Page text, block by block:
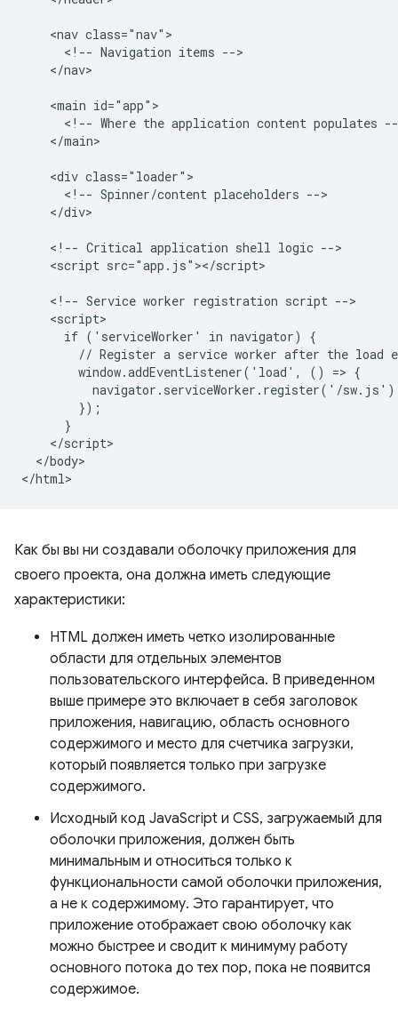
    <nav class="nav">
      <!-- Navigation items -->
    </nav>
    <main id="app">
<!-- Where the application content populates
    </main>
    <div class="loader">
      <!-- Spinner/content placeholders -->
    </div>
    <!-- Critical application shell logic -->
    <script src="app.js"></script>
    <!-- Service worker registration script -->
    <script>
      if ('serviceWorker' in navigator) {
// Register a service worker after the load
        window.addEventListener('load', () => {
navigator.serviceWorker.register('/
        });
      }
    </script>
  </body>
Как бы вы ни создавали оболочку приложения для
своего проекта, она должна иметь следующие
характеристики:
HTML должен иметь четко изолированные
области для отдельных элементов
пользовательского интерфейса. В приведенном
выше примере это включает в себя заголовок
приложения, навигацию, область основного
содержимого и место для счетчика загрузки,
который появляется только при загрузке
содержимого.
Исходный код JavaScript и CSS, загружаемый для
оболочки приложения, должен быть
минимальным и относиться только к
функциональности самой оболочки приложения,
а не к содержимому. Это гарантирует, что
приложение отображает свою оболочку как
можно быстрее и сводит к минимуму работу
основного потока до тех пор, пока не появится
содержимое.